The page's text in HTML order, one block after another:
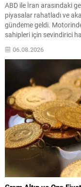
ABD ile İran arasındaki
piyasalar rahatladı ve
gündeme geldi.
sahipleri için sevindirici
girmesi öngörülen
4,35 TL seviyesinde bir
karar...
06.08.2026